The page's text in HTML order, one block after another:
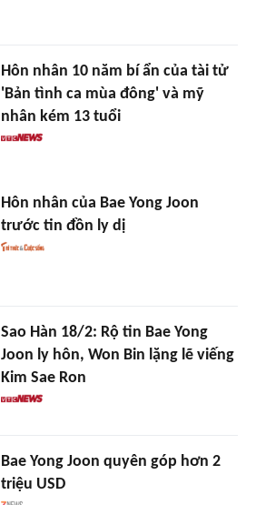
Hôn nhân 10 năm bí ẩn của tài tử
'Bản tình ca mùa đông' và mỹ
nhân kém 13 tuổi
Hôn nhân của Bae Yong Joon
trước tin đồn ly dị
Sao Hàn 18/2: Rộ tin Bae Yong
Joon ly hôn, Won Bin lặng lẽ viếng
Kim Sae Ron
Bae Yong Joon quyên góp hơn 2
triệu USD